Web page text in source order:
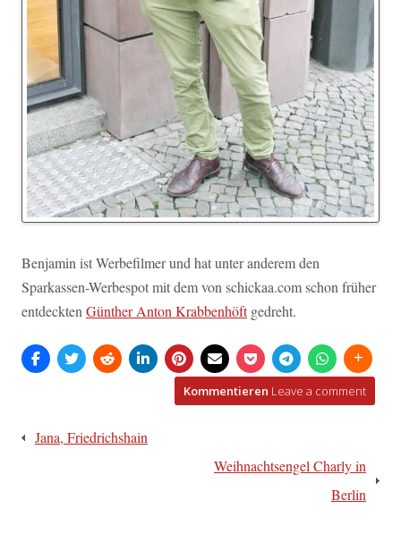
Benjamin ist Werbefilmer und hat unter anderem den
Sparkassen-Werbespot mit dem von schickaa.com schon früher
entdeckten Günther Anton Krabbenhöftgedreht.
Kommentieren Leave a comment
Beitragsnavigation
Jana, Friedrichshain
Weihnachtsengel Charly in
Berlin